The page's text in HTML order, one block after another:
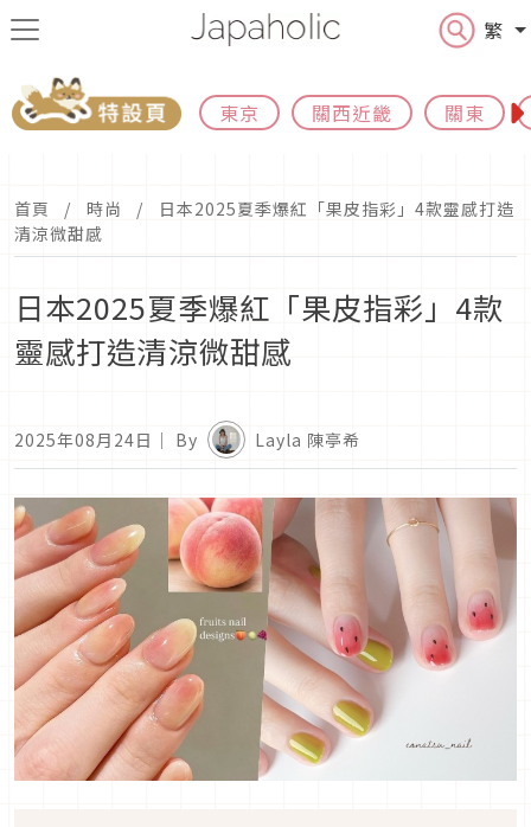
繁
東京 關西近畿 關東
首頁 時尚
日本2025夏季爆紅「果皮指彩」4款靈感打造
清涼微甜感
日本2025夏季爆紅「果皮指彩」4款
靈感打造清涼微甜感
2025年08月24日 ｜ By Layla 陳亭希